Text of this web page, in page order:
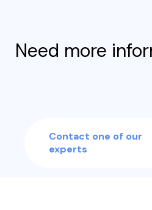
Need more
Contact one of our
experts